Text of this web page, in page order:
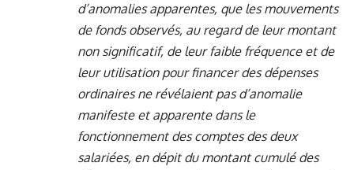
d’anomalies apparentes, que les mouvements
de fonds observés, au regard de leur montant
non significatif, de leur faible fréquence et de
leur utilisation pour financer des dépenses
ordinaires ne révélaient pas d’anomalie
manifeste et apparente dans le
fonctionnement des comptes des deux
salariées, en dépit du montant cumulé des